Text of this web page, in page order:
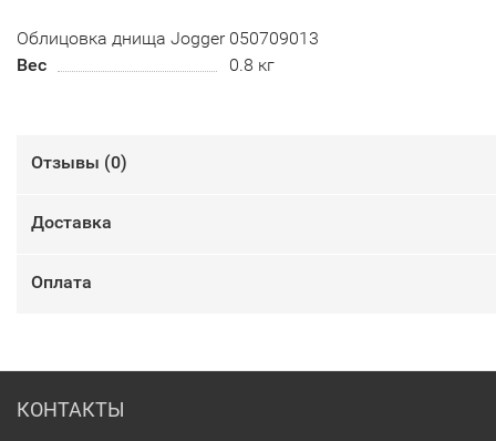
Облицовка днища Jogger 050709013
Вес
0.8 кг
Отзывы (0)
Доставка
Оплата
КОНТАКТЫ